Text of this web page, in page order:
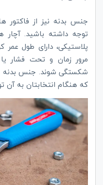
جنس بدنه نیز از
توجه داشته باشید.
پلاستیکی، دارای طول
مرور زمان و تحت فشار
شکستگی شوند. جنس بدنه
که هنگام انتخابتان به آن